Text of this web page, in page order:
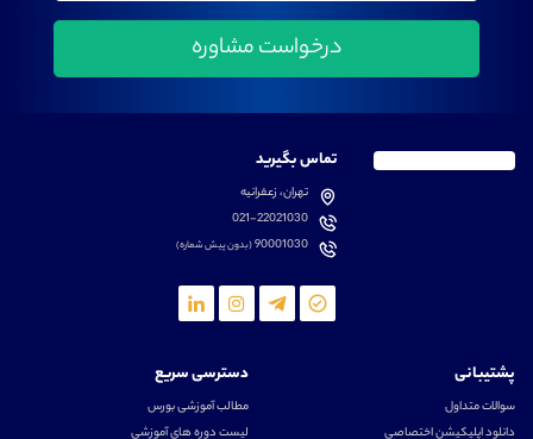
تماس بگیرید
تهران، زعفرانیه
021-22021030
90001030(بدون پیش شماره)
پشتیبانی
سوالات متداول
دانلود اپلیکیشن اختصاصی
دسترسی سریع
مطالب آموزشی بورس
لیست دوره های آموزشی